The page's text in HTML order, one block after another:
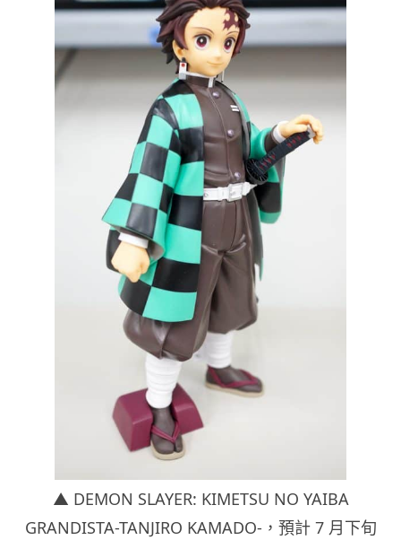
▲ DEMON SLAYER: KIMETSU NO YAIBA
GRANDISTA-TANJIRO KAMADO-， 預計 7 月下旬